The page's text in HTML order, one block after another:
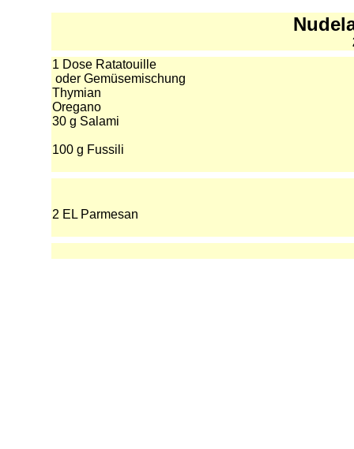
1 Dose Ratatouille
oder Gemüsemischung
Thymian
Oregano
30 g Salami
100 g Fussili
2 EL Parmesan